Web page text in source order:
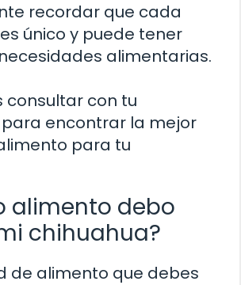
recordar que cada
único y puede tener
alimentarias.
consultar con tu
encontrar la mejor
para tu
alimento debo
chihuahua?
de alimento que debes